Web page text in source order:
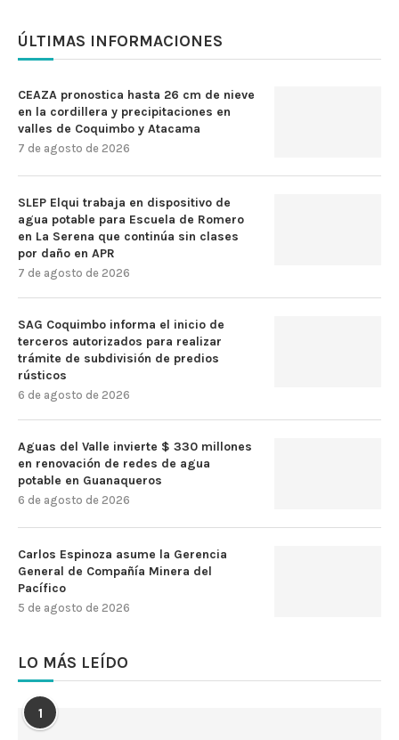
ÚLTIMAS INFORMACIONES
CEAZA pronostica hasta 26 cm de nieve
en la cordillera y precipitaciones en
valles de Coquimbo y Atacama
7 de agosto de 2026
SLEP Elqui trabaja en dispositivo de
agua potable para Escuela de Romero
en La Serena que continúa sin clases
por daño en APR
7 de agosto de 2026
SAG Coquimbo informa el inicio de
terceros autorizados para realizar
trámite de subdivisión de predios
rústicos
6 de agosto de 2026
Aguas del Valle invierte $ 330 millones
en renovación de redes de agua
potable en Guanaqueros
6 de agosto de 2026
Carlos Espinoza asume la Gerencia
General de Compañía Minera del
Pacífico
5 de agosto de 2026
LO MÁS LEÍDO
1